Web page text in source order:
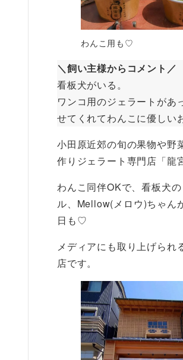
わんこ用も♡
＼飼い主様からコメント／
看板犬がいる。
ワンコ用のジェラートがあ
せてくれてわんこに優しい
小田原近郊の旬の果物や野
作りジェラート専門店「龍
わんこ同伴OKで、看板犬
ル、Mellow(メロウ)ちゃん
日も♡
メディアにも取り上げられ
店です。